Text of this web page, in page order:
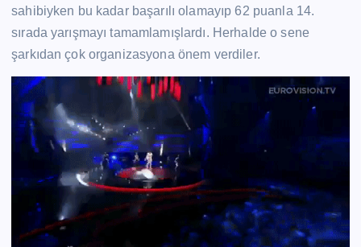
sahibiyken bu kadar başarılı olamayıp 62 puanla 14.
sırada yarışmayı tamamlamışlardı. Herhalde o sene
şarkıdan çok organizasyona önem verdiler.